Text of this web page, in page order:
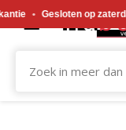
op zaterdag 18 juli